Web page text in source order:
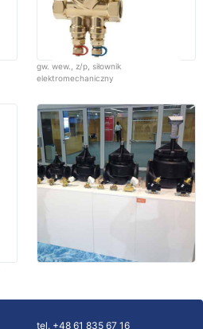
gw. wew., z/p, siłownik
elektromechaniczny
tel. +48 61 835 67 16